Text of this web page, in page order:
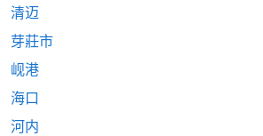
清迈
芽莊市
岘港
海口
河内